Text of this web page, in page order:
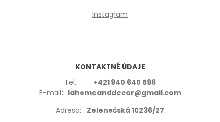
Instagram
KONTAKTNÉ ÚDAJE
Tel.: +421 940 640 596
E-mail: lahomeanddecor@gmail.com
Adresa: Zelenečská 10236/27